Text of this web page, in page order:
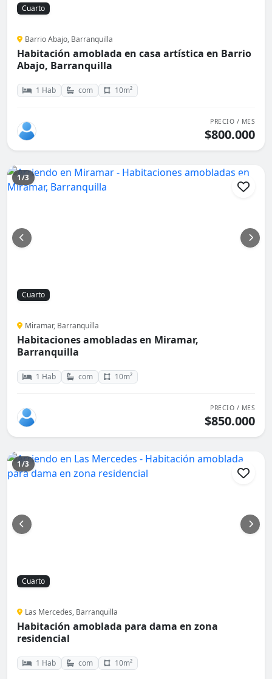
Cuarto
Barrio Abajo, Barranquilla
Habitación amoblada en casa artística en Barrio
Abajo, Barranquilla
1 Hab com 10m²
PRECIO / MES
$800.000
1/3
Cuarto
Miramar, Barranquilla
Habitaciones amobladas en Miramar,
Barranquilla
1 Hab com 10m²
PRECIO / MES
$850.000
1/3
Cuarto
Las Mercedes, Barranquilla
Habitación amoblada para dama en zona
residencial
1 Hab com 10m²